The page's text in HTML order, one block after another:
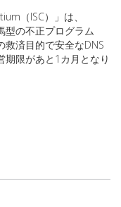
（ISC）」は、
型の不正プログラム
救済目的で安全なDNS
限があと1カ月となり